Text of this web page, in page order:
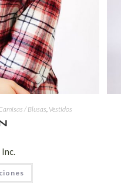
/ Blusas Vestidos
Inc.